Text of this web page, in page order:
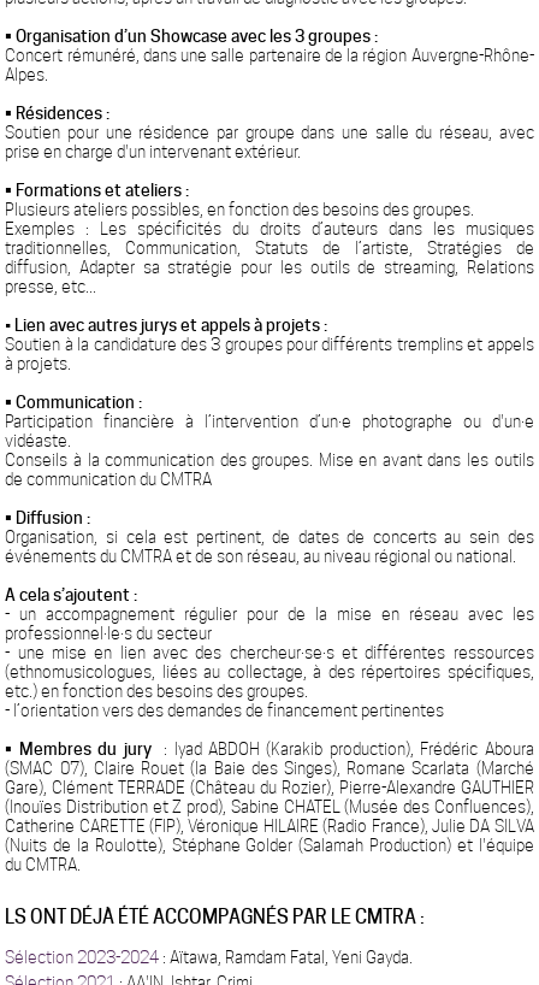
• Organisation d’un Showcase avec les 3 groupes :
Concert rémunéré, dans une salle partenaire de la région Auvergne-Rhône-
Alpes.
• Résidences :
Soutien pour une résidence par groupe dans une salle du réseau, avec
prise en charge d'un intervenant extérieur.
• Formations et ateliers :
Plusieurs ateliers possibles, en fonction des besoins des groupes.
Exemples : Les spécificités du droits d’auteurs dans les musiques
traditionnelles, Communication, Statuts de l’artiste, Stratégies de
diffusion, Adapter sa stratégie pour les outils de streaming, Relations
presse, etc...
• Lien avec autres jurys et appels à projets :
Soutien à la candidature des 3 groupes pour différents tremplins et appels
à projets.
• Communication :
Participation financière à l’intervention d’un·e photographe ou d'un·e
vidéaste.
Conseils à la communication des groupes. Mise en avant dans les outils
de communication du CMTRA
• Diffusion :
Organisation, si cela est pertinent, de dates de concerts au sein des
événements du CMTRA et de son réseau, au niveau régional ou national.
A cela s’ajoutent :
- un accompagnement régulier pour de la mise en réseau avec les
professionnel·le·s du secteur
- une mise en lien avec des chercheur·se·s et différentes ressources
(ethnomusicologues, liées au collectage, à des répertoires spécifiques,
etc.) en fonction des besoins des groupes.
- l’orientation vers des demandes de financement pertinentes
• Membres du jury
: Iyad ABDOH (Karakib production), Frédéric Aboura
(SMAC 07), Claire Rouet (la Baie des Singes), Romane Scarlata (Marché
Gare), Clément TERRADE (Château du Rozier), Pierre-Alexandre GAUTHIER
(Inouïes Distribution et Z prod), Sabine CHATEL (Musée des Confluences),
Catherine CARETTE (FIP), Véronique HILAIRE (Radio France), Julie DA SILVA
(Nuits de la Roulotte), Stéphane Golder (Salamah Production) et l'équipe
du CMTRA.
LS ONT DÉJÀ ÉTÉ ACCOMPAGNÉS PAR LE CMTRA :
Sélection 2023-2024 : Aïtawa, Ramdam Fatal, Yeni Gayda.